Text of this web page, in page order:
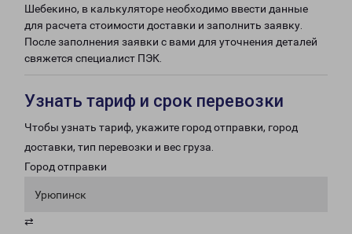
Шебекино, в калькуляторе необходимо ввести данные
для расчета стоимости доставки и заполнить заявку.
После заполнения заявки с вами для уточнения деталей
свяжется специалист ПЭК.
Узнать тариф и срок перевозки
Чтобы узнать тариф, укажите город отправки, город
доставки, тип перевозки и вес груза.
Город отправки
Урюпинск
⇄